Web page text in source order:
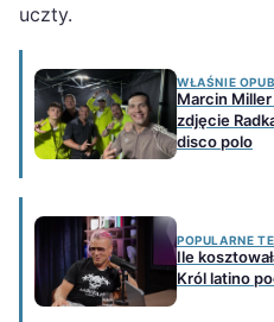
uczty.
WŁAŚNIE
Marcin
zdjęcie
disco polo
POPULARNE
Ile
Król latino